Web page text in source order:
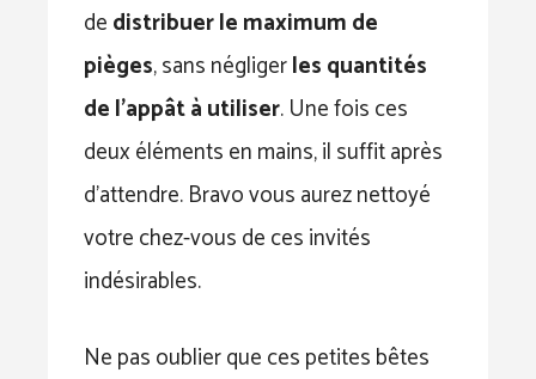
dedistribuer le maximum de
pièges, sans négligerles quantités
de l’appât à utiliser. Une fois ces
deux éléments en mains, il suffit après
d’attendre. Bravo vous aurez nettoyé
votre chez-vous de ces invités
indésirables.
Ne pas oublier que ces petites bêtes